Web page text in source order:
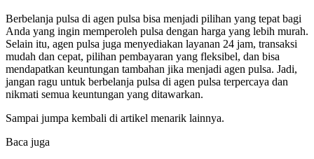
Berbelanja pulsa di agen pulsa bisa menjadi pilihan yang tepat bagi
Anda yang ingin memperoleh pulsa dengan harga yang lebih murah.
Selain itu, agen pulsa juga menyediakan layanan 24 jam, transaksi
mudah dan cepat, pilihan pembayaran yang fleksibel, dan bisa
mendapatkan keuntungan tambahan jika menjadi agen pulsa. Jadi,
jangan ragu untuk berbelanja pulsa di agen pulsa terpercaya dan
nikmati semua keuntungan yang ditawarkan.
Sampai jumpa kembali di artikel menarik lainnya.
Baca juga